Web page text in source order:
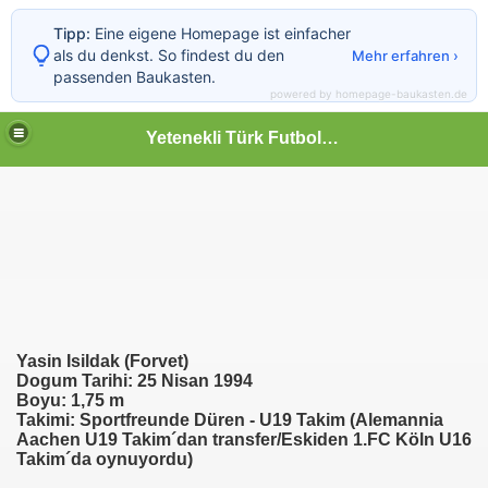
Yetenekli Türk Futbolcular
Yasin Isildak (Forvet)
Dogum Tarihi: 25 Nisan 1994
Boyu: 1,75 m
Takimi: Sportfreunde Düren - U19 Takim (Alemannia
Aachen U19 Takim´dan transfer/Eskiden 1.FC Köln U16
Takim´da oynuyordu)
Tipp: Eine eigene Homepage ist einfacher
als du denkst. So findest du den
passenden Baukasten.
Mehr erfahren ›
powered by homepage-baukasten.de